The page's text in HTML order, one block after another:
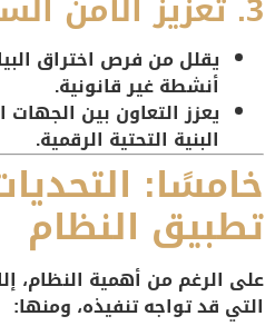
يقلل من فرص اختراق
أنشطة غير قانونية.
يعزز التعاون بين الجهات
البنية التحتية الرقمية.
خامسًا:
تطبيق النظام
على الرغم من أهمية النظام،
التي قد تواجه تنفيذه، ومنها: